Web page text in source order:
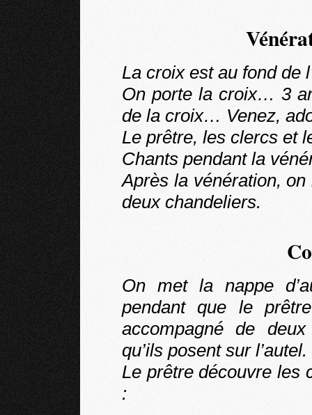
La croix est au fond de
On porte la croix… 3
de la croix… Venez,
Le prêtre, les clercs et
Chants pendant la
Après la vénération,
deux chandeliers.
On met la nappe
pendant que le
accompagné de
qu’ils posent sur l’autel.
Le prêtre découvre les
: